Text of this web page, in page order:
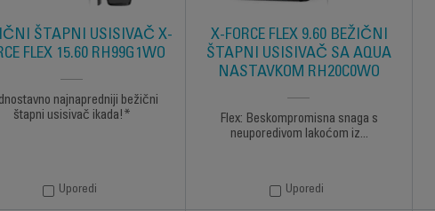
ŠTAPNI USISIVAČ X-
FLEX 15.60 RH99G1WO
najnapredniji bežični
štapni usisivač ikada!*
Uporedi
X-FORCE FLEX 9.60 BEŽIČNI
ŠTAPNI USISIVAČ SA AQUA
NASTAVKOM RH20C0WO
Flex: Beskompromisna snaga s
neuporedivom lakoćom iz...
Uporedi